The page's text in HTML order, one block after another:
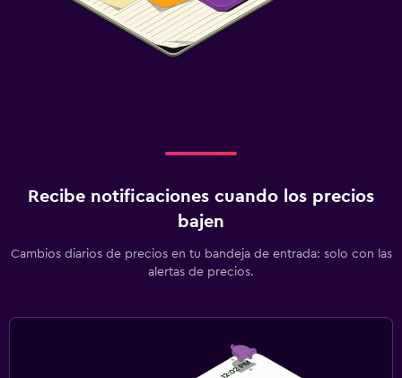
Recibe notificaciones cuando los precios
bajen
Cambios diarios de precios en tu bandeja de entrada: solo con las
alertas de precios.